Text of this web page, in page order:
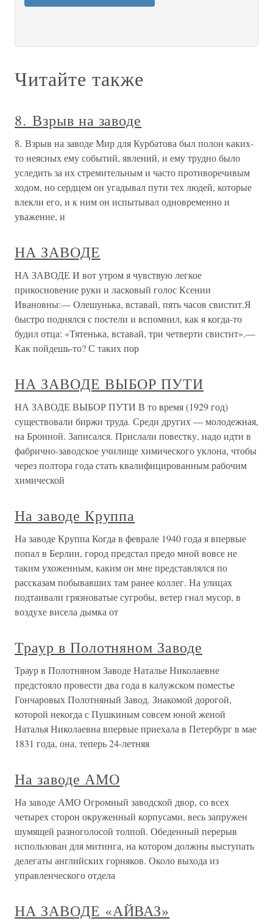
Читайте также
8. Взрыв на заводе
8. Взрыв на заводе Мир для Курбатова был полон каких-
то неясных ему событий, явлений, и ему трудно было
уследить за их стремительным и часто противоречивым
ходом, но сердцем он угадывал пути тех людей, которые
влекли его, и к ним он испытывал одновременно и
уважение, и
НА ЗАВОДЕ
НА ЗАВОДЕ И вот утром я чувствую легкое
прикосновение руки и ласковый голос Ксении
Ивановны:— Олешунька, вставай, пять часов свистит.Я
быстро поднялся с постели и вспомнил, как я когда-то
будил отца: «Тятенька, вставай, три четверти свистит».—
Как пойдешь-то? С таких пор
НА ЗАВОДЕ ВЫБОР ПУТИ
НА ЗАВОДЕ ВЫБОР ПУТИ В то время (1929 год)
существовали биржи труда. Среди других — молодежная,
на Бронной. Записался. Прислали повестку, надо идти в
фабрично-заводское училище химического уклона, чтобы
через полтора года стать квалифицированным рабочим
химической
На заводе Круппа
На заводе Круппа Когда в феврале 1940 года я впервые
попал в Берлин, город предстал предо мной вовсе не
таким ухоженным, каким он мне представлялся по
рассказам побывавших там ранее коллег. На улицах
подтаивали грязноватые сугробы, ветер гнал мусор, в
воздухе висела дымка от
Траур в Полотняном Заводе
Траур в Полотняном Заводе Наталье Николаевне
предстояло провести два года в калужском поместье
Гончаровых Полотняный Завод. Знакомой дорогой,
которой некогда с Пушкиным совсем юной женой
Наталья Николаевна впервые приехала в Петербург в мае
1831 года, она, теперь 24-летняя
На заводе АМО
На заводе АМО Огромный заводской двор, со всех
четырех сторон окруженный корпусами, весь запружен
шумящей разноголосой толпой. Обеденный перерыв
использован для митинга, на котором должны выступать
делегаты английских горняков. Около выхода из
управленческого отдела
НА ЗАВОДЕ «АЙВАЗ»